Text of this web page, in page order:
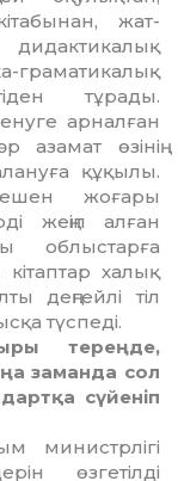
жат­
тұрады.
арналған
азамат өзінің
құқылы.
жоғары
жеңіп алған
облыстарға
ха­лық
деңгейлі тіл
түспеді.
те­рең­де,
заманда сол
сүйеніп
министрлігі
өзгетілді